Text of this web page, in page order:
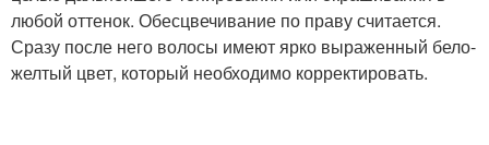
любой оттенок. Обесцвечивание по праву считается.
Сразу после него волосы имеют ярко выраженный бело-
желтый цвет, который необходимо корректировать.